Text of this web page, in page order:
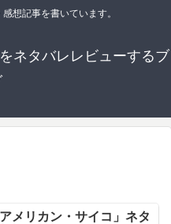
想記事を書いています。
ネタバレレビューするブ
メリカン・サイコ」ネタ